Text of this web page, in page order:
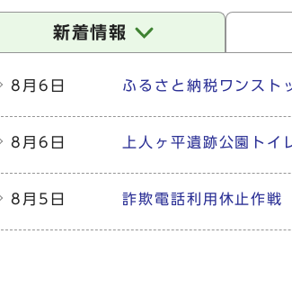
新着情報
8月6日
ふるさと納税ワンスト
8月6日 上人ヶ平遺跡公園ト
8月5日 詐欺電話利用休止作戦